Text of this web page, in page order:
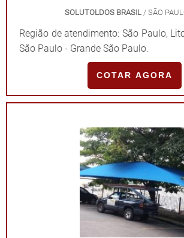
SOLUTOLDOS BRASIL/ SÃO
Região de atendimento: São Paulo,
São Paulo - Grande São Paulo.
COTAR AGORA